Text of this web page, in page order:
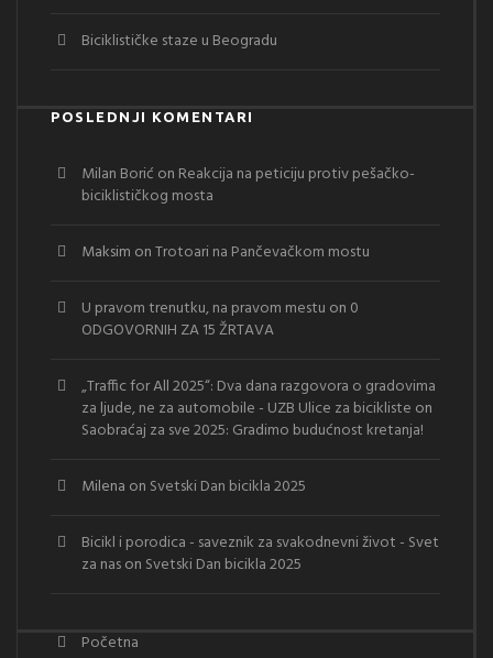
Biciklističke staze u Beogradu
POSLEDNJI KOMENTARI
Milan Borić on Reakcija na peticiju protiv pešačko-
biciklističkog mosta
Maksim onTrotoari na Pančevačkom mostu
U pravom trenutku, na pravom mestu on 0
ODGOVORNIH ZA 15 ŽRTAVA
„Traffic for All 2025“: Dva dana razgovora o gradovima
za ljude, ne za automobile - UZB Ulice za bicikliste on
Saobraćaj za sve 2025: Gradimo budućnost kretanja!
Milena on Svetski Dan bicikla 2025
Bicikl i porodica - saveznik za svakodnevni život - Svet
za nason Svetski Dan bicikla 2025
Početna